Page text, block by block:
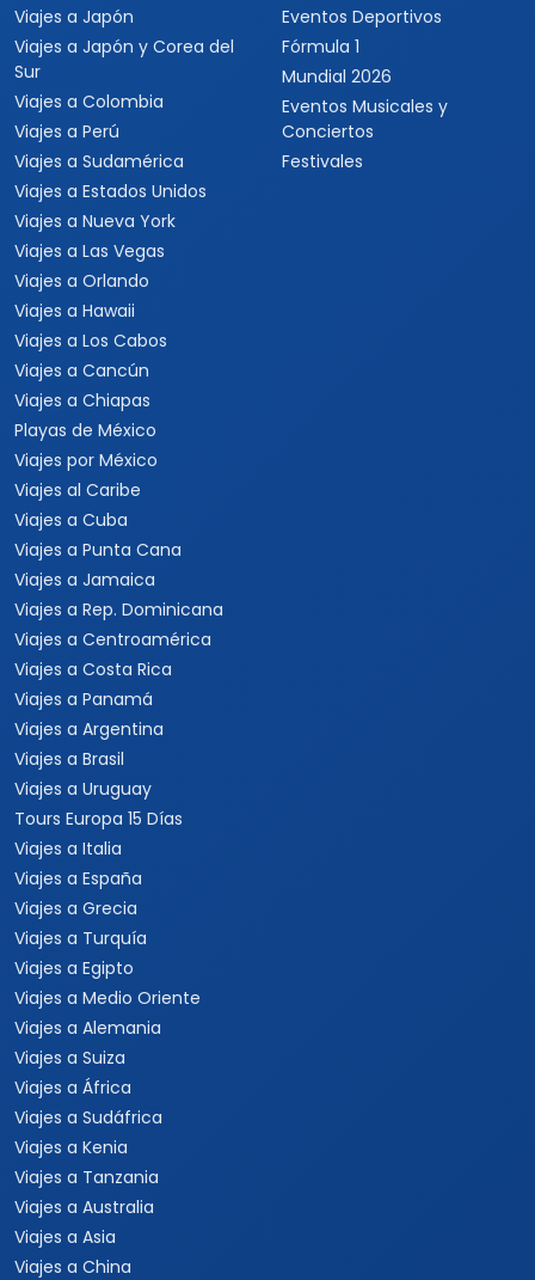
Viajes a Japón
Viajes a Japón y Corea del
Sur
Viajes a Colombia
Viajes a Perú
Viajes a Sudamérica
Viajes a Estados Unidos
Viajes a Nueva York
Viajes a Las Vegas
Viajes a Orlando
Viajes a Hawaii
Viajes a Los Cabos
Viajes a Cancún
Viajes a Chiapas
Playas de México
Viajes por México
Viajes al Caribe
Viajes a Cuba
Viajes a Punta Cana
Viajes a Jamaica
Viajes a Rep. Dominicana
Viajes a Centroamérica
Viajes a Costa Rica
Viajes a Panamá
Viajes a Argentina
Viajes a Brasil
Viajes a Uruguay
Tours Europa 15 Días
Viajes a Italia
Viajes a España
Viajes a Grecia
Viajes a Turquía
Viajes a Egipto
Viajes a Medio Oriente
Viajes a Alemania
Viajes a Suiza
Viajes a África
Viajes a Sudáfrica
Viajes a Kenia
Viajes a Tanzania
Viajes a Australia
Viajes a Asia
Viajes a China
Eventos Deportivos
Fórmula 1
Mundial 2026
Eventos Musicales y
Conciertos
Festivales